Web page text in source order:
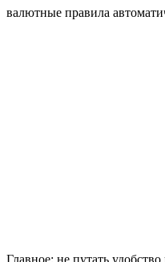
валютные правила